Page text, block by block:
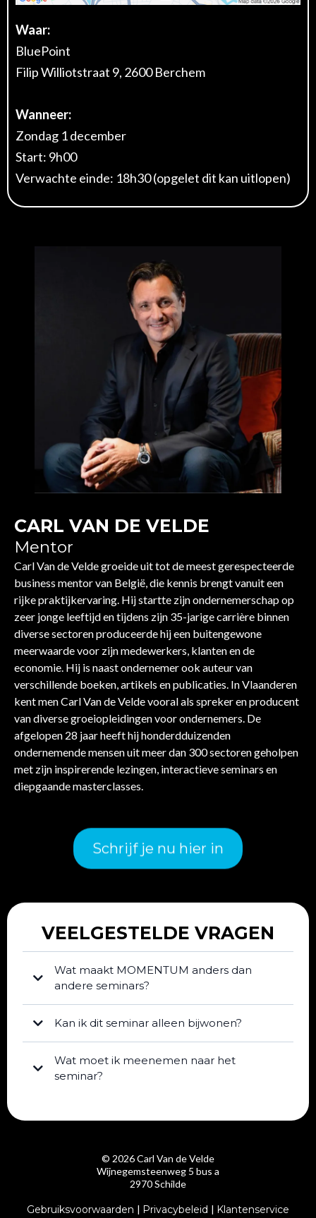
Waar:
BluePoint
Filip Williotstraat 9, 2600 Berchem
Wanneer:
Zondag 1 december
Start: 9h00
Verwachte einde: 18h30 (opgelet dit kan uitlopen)
CARL VAN DE VELDE
Mentor
Carl Van de Velde groeide uit tot de meest gerespecteerde
business mentor van België, die kennis brengt vanuit een
rijke praktijkervaring. Hij startte zijn ondernemerschap op
zeer jonge leeftijd en tijdens zijn 35-jarige carrière binnen
diverse sectoren produceerde hij een buitengewone
meerwaarde voor zijn medewerkers, klanten en de
economie. Hij is naast ondernemer ook auteur van
verschillende boeken, artikels en publicaties. In Vlaanderen
kent men Carl Van de Velde vooral als spreker en producent
van diverse groeiopleidingen voor ondernemers. De
afgelopen 28 jaar heeft hij honderdduizenden
ondernemende mensen uit meer dan 300 sectoren geholpen
met zijn inspirerende lezingen, interactieve seminars en
diepgaande masterclasses.
Schrijf je nu hier in
VEELGESTELDE VRAGEN
Wat maakt MOMENTUM anders dan
andere seminars?
Kan ik dit seminar alleen bijwonen?
Wat moet ik meenemen naar het
seminar?
© 2026 Carl Van de Velde
Wijnegemsteenweg 5 bus a
2970 Schilde
Gebruiksvoorwaarden | Privacybeleid | Klantenservice